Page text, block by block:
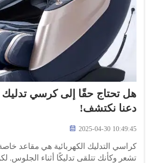
هل تحتاج حقًا إلى كرسي تدليك
دعنا نكتشف!
2025-04-30 10:49:45
كراسي التدليك الكهربائية هي مقاعد
تشعر وكأنك تتلقى تدليكًا أثناء الجلوس.